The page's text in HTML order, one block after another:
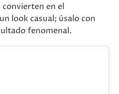
convierten en el
look casual; úsalo con
fenomenal.